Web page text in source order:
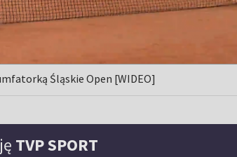
Śląskie Open [WIDEO]
TVP SPORT